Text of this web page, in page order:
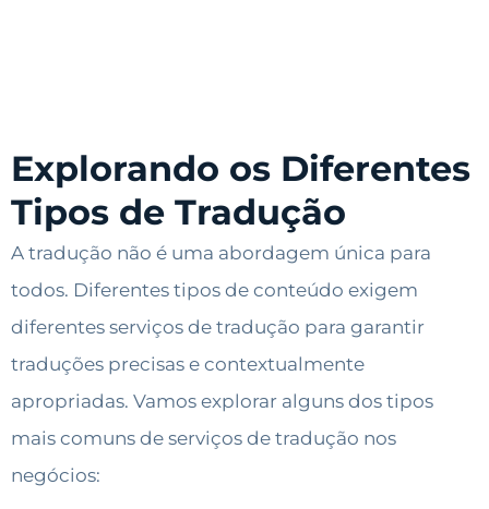
Explorando os Diferentes
Tipos de Tradução
A tradução não é uma abordagem única para
todos. Diferentes tipos de conteúdo exigem
diferentes serviços de tradução para garantir
traduções precisas e contextualmente
apropriadas. Vamos explorar alguns dos tipos
mais comuns de serviços de tradução nos
negócios: